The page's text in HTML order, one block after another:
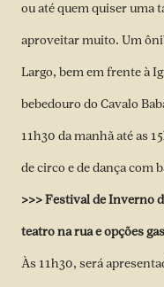
ou até quem quiser uma
aproveitar muito. Um
Largo, bem em frente à
bebedouro do Cavalo
11h30 da manhã até as
de circo e de dança com
>>>Festival de Inverno
teatro na rua e opções
Às 11h30, será